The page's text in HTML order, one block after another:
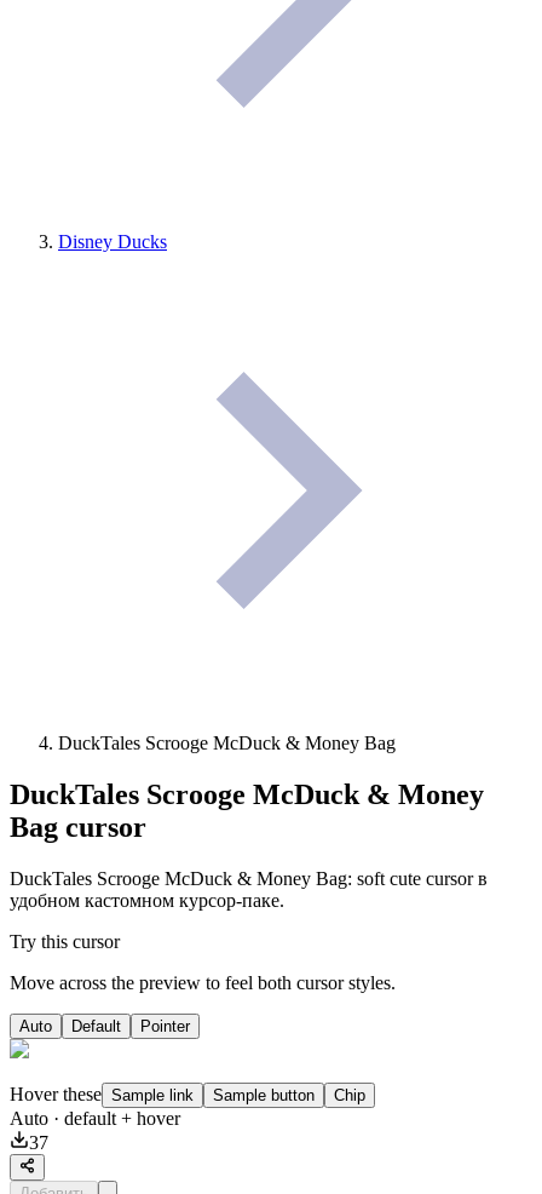
Disney Ducks
DuckTales Scrooge McDuck & Money Bag
DuckTales Scrooge McDuck & Money
Bag cursor
DuckTales Scrooge McDuck & Money Bag: soft cute cursor в
удобном кастомном курсор-паке.
Try this cursor
Move across the preview to feel both cursor styles.
Auto Default Pointer
Hover these Sample link Sample button Chip
Auto · default + hover
37